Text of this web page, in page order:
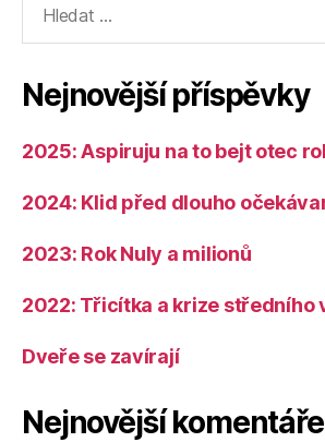
vyhledávání:
Nejnovější příspěvky
2025: Aspiruju na to bejt otec
2024: Klid před dlouho
2023: Rok Nuly a milionů
2022: Třicítka a krize středního
Dveře se zavírají
Nejnovější komentáře